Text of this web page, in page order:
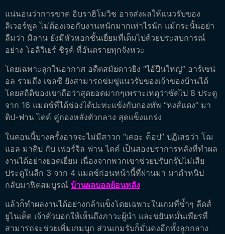
แน่นอนว่าการขาด อิบราฮิโมวิช อาจส่งผลให้แนวรับของ
ลิเวอร์พูล ไม่ต้องเจอกับงานหนักมากเท่าไรนัก แม้กระนั้นอย่า
ลืมว่า มิลาน ยังมีหัวหอกชั้นเยี่ยมที่เต็มไปด้วยประสบการณ์
อย่าง โอลิวิเยร์ ชิรูด์ ที่อันตรายทุกจังหวะ
โดยเฉพาะลูกในอากาศ อดีตสมัยดาวยิง “ไอ้ปืนใหญ่” อาร์เซน่
อล รวมถึง เชลซี ยังสามารถข่มขู่แนวรับของเจ้าของบ้านได้
โดยสถิติของเขาถือว่าสุดยอดมากๆเพราะเหตุว่าซัดไป 8 ประตู
จาก 16 แมตช์ที่ได้ช่องได้ปะทะแข้งกับกองทัพ “หงส์แดง” มา
ติป-ฟาน ไดค์ คู่กองหลังตัวกลาง สุดแข็งแกร่ง
ในตอนนี้บางครั้งอาจจะไม่มีสาวก “เดอะ ค็อป” ปฏิเสธว่า โฌ
แอล มาติป กับ เฟอร์จิล ฟาน ไดค์ เป็นสองปราการหลังที่ทำผล
งานได้อย่างยอดเยี่ยม เนื่องจากพวกเขาช่วยปรับกรุ๊ปไม่เสีย
ประตูในลีก 3 จาก 4 แมตช์ก่อนหน้านี้ที่ผ่านมา มาตำหนิป
กลับมาฟิตสมบูรณ์ บ้านผลบอลย้อนหลัง
แล้วก็ทำผลงานได้อย่างกล้าแข็งโดยเฉพาะในเกมที่ซ้ำๆ ลีดส์
ยูไนเต็ด เจ้าตัวบอกให้เห็นถึงภาวะผู้นำ และขยันหมั่นเพียรที่
สามารถจะช่วยเพิ่มเกมบุก ส่วนเกมรับก็มั่นคงอีกทั้งลูกกลาง